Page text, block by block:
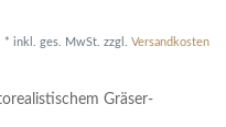
* inkl. ges. MwSt. zzgl. Versandkosten
Gräser-